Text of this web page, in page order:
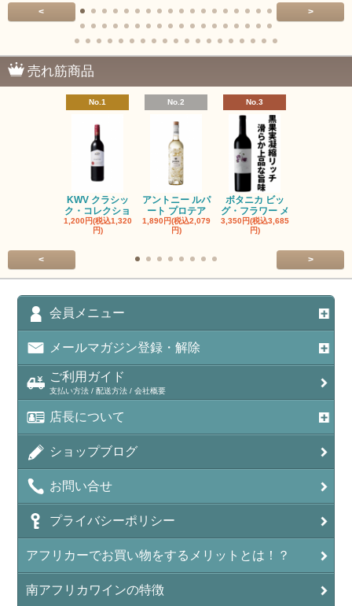
< >
売れ筋商品
No.1
KWV クラシッ
ク・コレクショ
1,200円(税込1,320
円)
No.2
アントニー ルパ
ート プロテア
1,890円(税込2,079
円)
No.3
ボタニカ ビッ
グ・フラワー メ
3,350円(税込3,685
円)
< >
会員メニュー
メールマガジン登録・解除
ご利用ガイド
支払い方法 / 配送方法 / 会社概要
店長について
ショップブログ
お問い合せ
プライバシーポリシー
アフリカーでお買い物をするメリットとは！？
南アフリカワインの特徴